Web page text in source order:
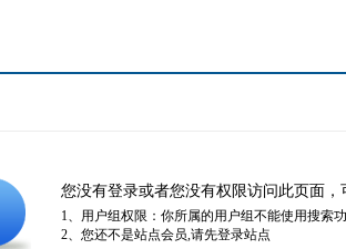
您没有登录或者您没有权限访问此页面
1、用户组权限：你所属的用户组不能使用搜索
2、您还不是站点会员,请先登录站点